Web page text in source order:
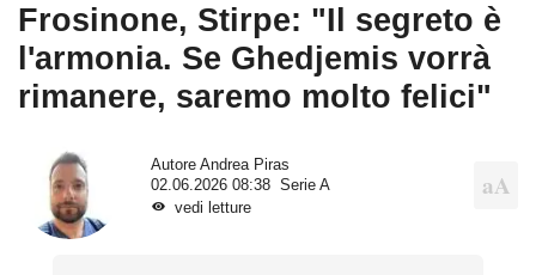
Frosinone, Stirpe: "Il segreto è
l'armonia. Se Ghedjemis vorrà
rimanere, saremo molto felici"
Autore Andrea Piras
02.06.2026 08:38
Serie A
vedi letture